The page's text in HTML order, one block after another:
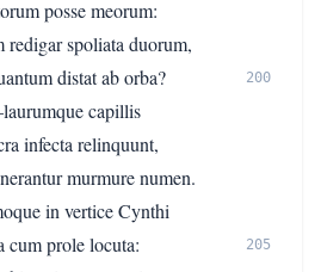
posse meorum:
redigar spoliata duorum,
distat ab orba?
200
capillis
infecta relinquunt,
murmure numen.
in vertice Cynthi
cum prole locuta:
205